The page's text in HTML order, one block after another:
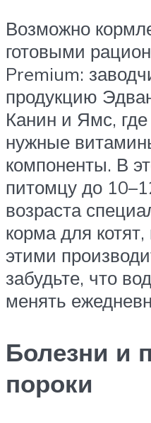
Возможно
готовыми
Premium:
продукцию
Канин и Ямс,
нужные
компоненты. В
питомцу до
возраста
корма для
этими
забудьте, что
менять
Болезни и
пороки